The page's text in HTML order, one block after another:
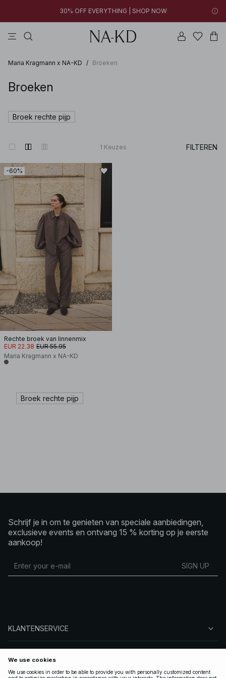
30% OFF EVERYTHING | SHOP NOW
04h 21m 31s
FINAL SALE | SHOP NOW
30% OFF EVERYTHING | SHOP NOW
Maria Kragmann x NA-KD / Broeken
Broeken
Broek rechte pijp
1 Keuzes FILTEREN
-60%
Rechte broek van linnenmix
EUR 22.38 EUR 55.95
Maria Kragmann x NA-KD
Broek rechte pijp
Schrijf je in om te genieten van speciale aanbiedingen,
exclusieve events en ontvang 15 % korting op je eerste
aankoop!
SIGN UP
KLANTENSERVICE